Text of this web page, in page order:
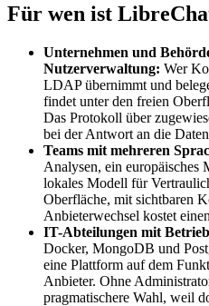
Für wen ist
Unternehmen und
Nutzerverwaltung: Wer
LDAP übernimmt und
findet unter den freien
Das Protokoll über
bei der Antwort an die
Teams mit mehreren
Analysen, ein europäisches
lokales Modell für
Oberfläche, mit sichtbaren
Anbieterwechsel kostet
IT-Abteilungen mit
Docker, MongoDB und
eine Plattform auf dem
Anbieter. Ohne
pragmatischere Wahl, weil